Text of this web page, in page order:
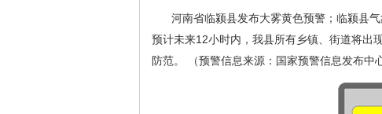
河南省临颍县发布大雾黄色预警；临颍县
预计未来12小时内，我县所有乡镇、街道将出
防范。 （预警信息来源：国家预警信息发布中心